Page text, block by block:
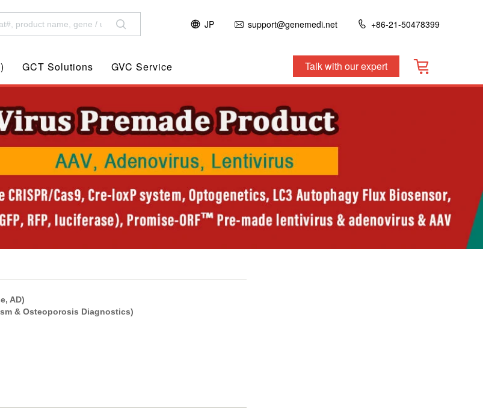
JP support@genemedi.net +86-21-50478399
GCT Solutions GVC Service Talk with our expert
AD)
& Osteoporosis Diagnostics)